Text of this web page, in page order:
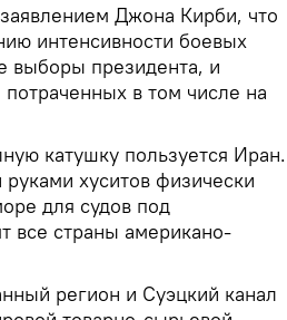
Джона Кирби, что
интенсивности боевых
выборы президента, и
в том числе на
катушку пользуется Иран.
хуситов физически
для судов под
все страны американо-
регион и Суэцкий канал